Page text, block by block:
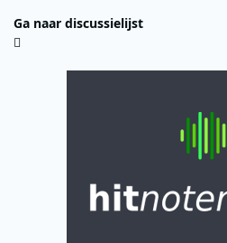
Ga naar discussielijst